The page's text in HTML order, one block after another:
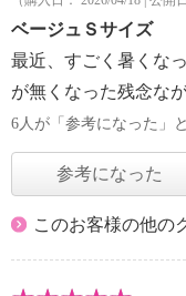
ベージュＳサイズ
最近、すごく暑くな
が無くなった残念な
6人が「参考になった」
参考になった
このお客様の他の